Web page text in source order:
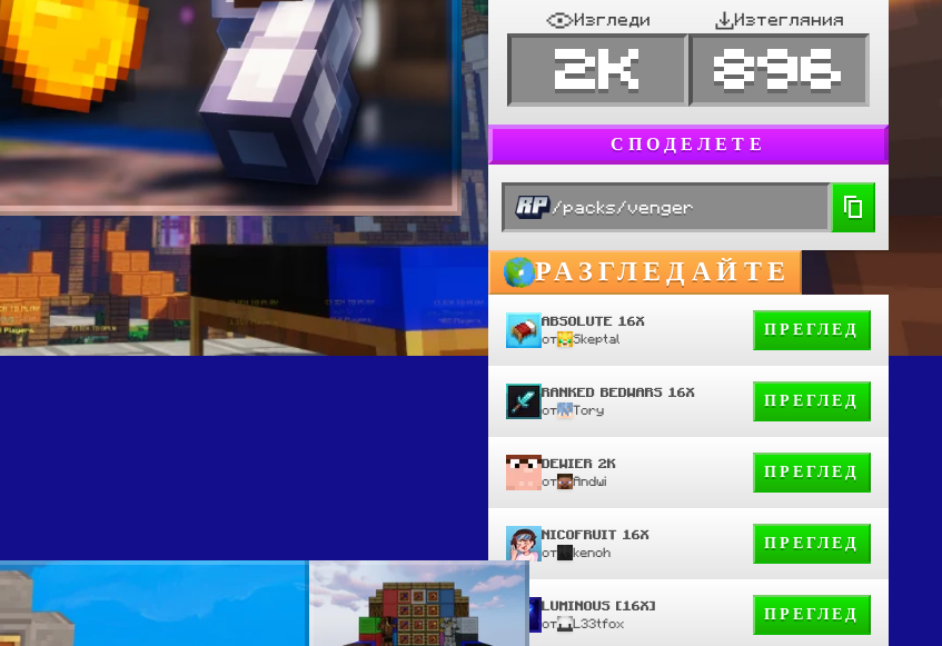
Изгледи
2K
Изтегляния
896
СПОДЕЛЕТЕ
/packs/venger
РАЗГЛЕДАЙТЕ
ABSOLUTE 16X
от Skeptal
ПРЕГЛЕД
RANKED BEDWARS 16X
от Tory
ПРЕГЛЕД
DEWIER 2K
от Andwi
ПРЕГЛЕД
NICOFRUIT 16X
от kenoh
ПРЕГЛЕД
LUMINOUS [16X]
от L33tfox
ПРЕГЛЕД